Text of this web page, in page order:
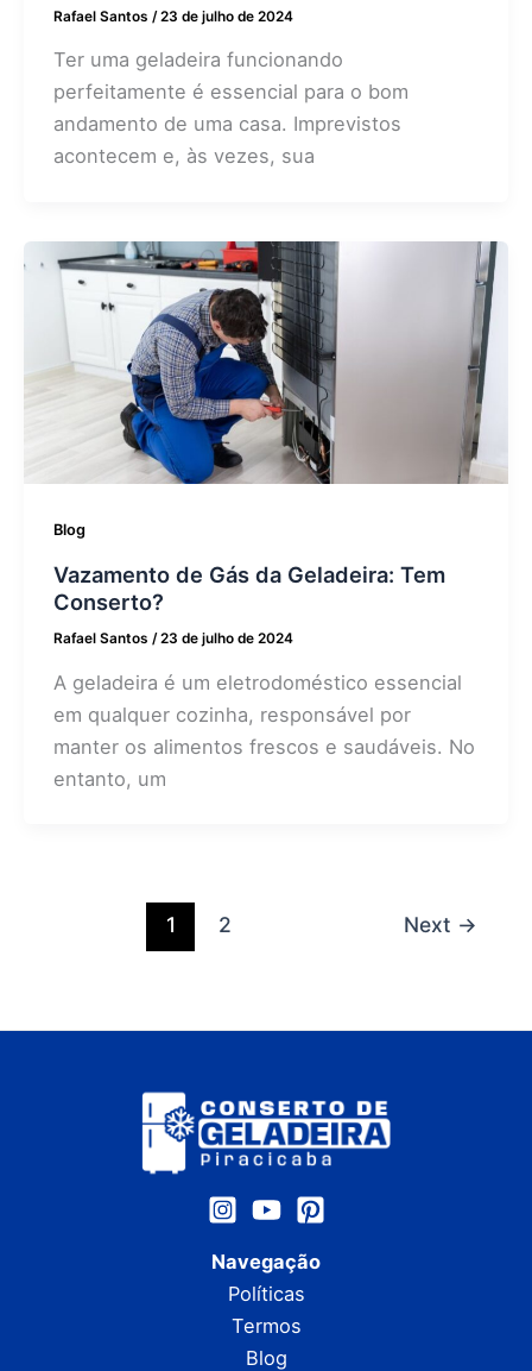
Rafael Santos /23 de julho de 2024
Ter uma geladeira funcionando
perfeitamente é essencial para o bom
andamento de uma casa. Imprevistos
acontecem e, às vezes, sua
Blog
Vazamento de Gás da Geladeira: Tem
Conserto?
Rafael Santos /23 de julho de 2024
A geladeira é um eletrodoméstico essencial
em qualquer cozinha, responsável por
manter os alimentos frescos e saudáveis. No
entanto, um
1 2 Next →
Navegação
Políticas
Termos
Blog